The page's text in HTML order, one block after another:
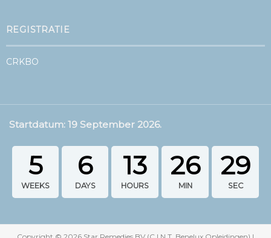
REGISTRATIE
CRKBO
Startdatum: 19 September 2026.
5
WEEKS
6
DAYS
13
HOURS
26
MIN
28
SEC